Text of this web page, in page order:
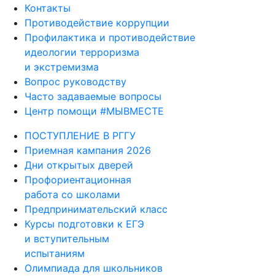
Контакты
Противодействие коррупции
Профилактика и противодействие
идеологии терроризма
и экстремизма
Вопрос руководству
Часто задаваемые вопросы
Центр помощи #МЫВМЕСТЕ
ПОСТУПЛЕНИЕ В РГГУ
Приемная кампания 2026
Дни открытых дверей
Профориентационная
работа со школами
Предпринимательский класс
Курсы подготовки к ЕГЭ
и вступительным
испытаниям
Олимпиада для школьников